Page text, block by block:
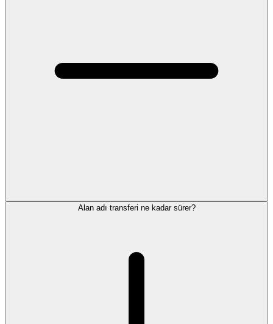
Alan adı transferi ne kadar sürer?